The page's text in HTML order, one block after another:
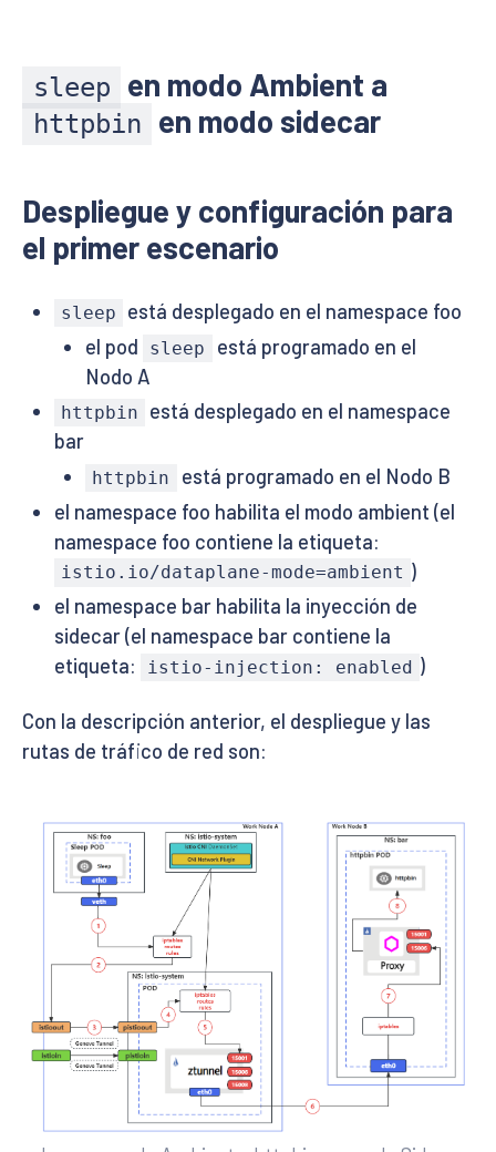
sleep en modo Ambient a
httpbin en modo sidecar
Despliegue y configuración para
el primer escenario
sleep
está desplegado en el namespace foo
el pod
sleep
está programado en el
Nodo A
httpbin
está desplegado en el namespace
bar
httpbin
está programado en el Nodo B
el namespace foo habilita el modo ambient (el
namespace foo contiene la etiqueta:
istio.io/dataplane-mode=ambient )
el namespace bar habilita la inyección de
sidecar (el namespace bar contiene la
etiqueta:
istio-injection: enabled )
Con la descripción anterior, el despliegue y las
rutas de tráfico de red son: